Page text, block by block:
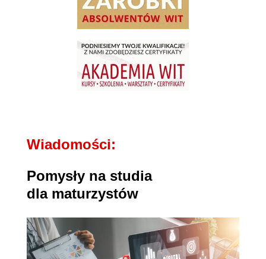
Wiadomości:
Pomysły na studia
dla maturzystów